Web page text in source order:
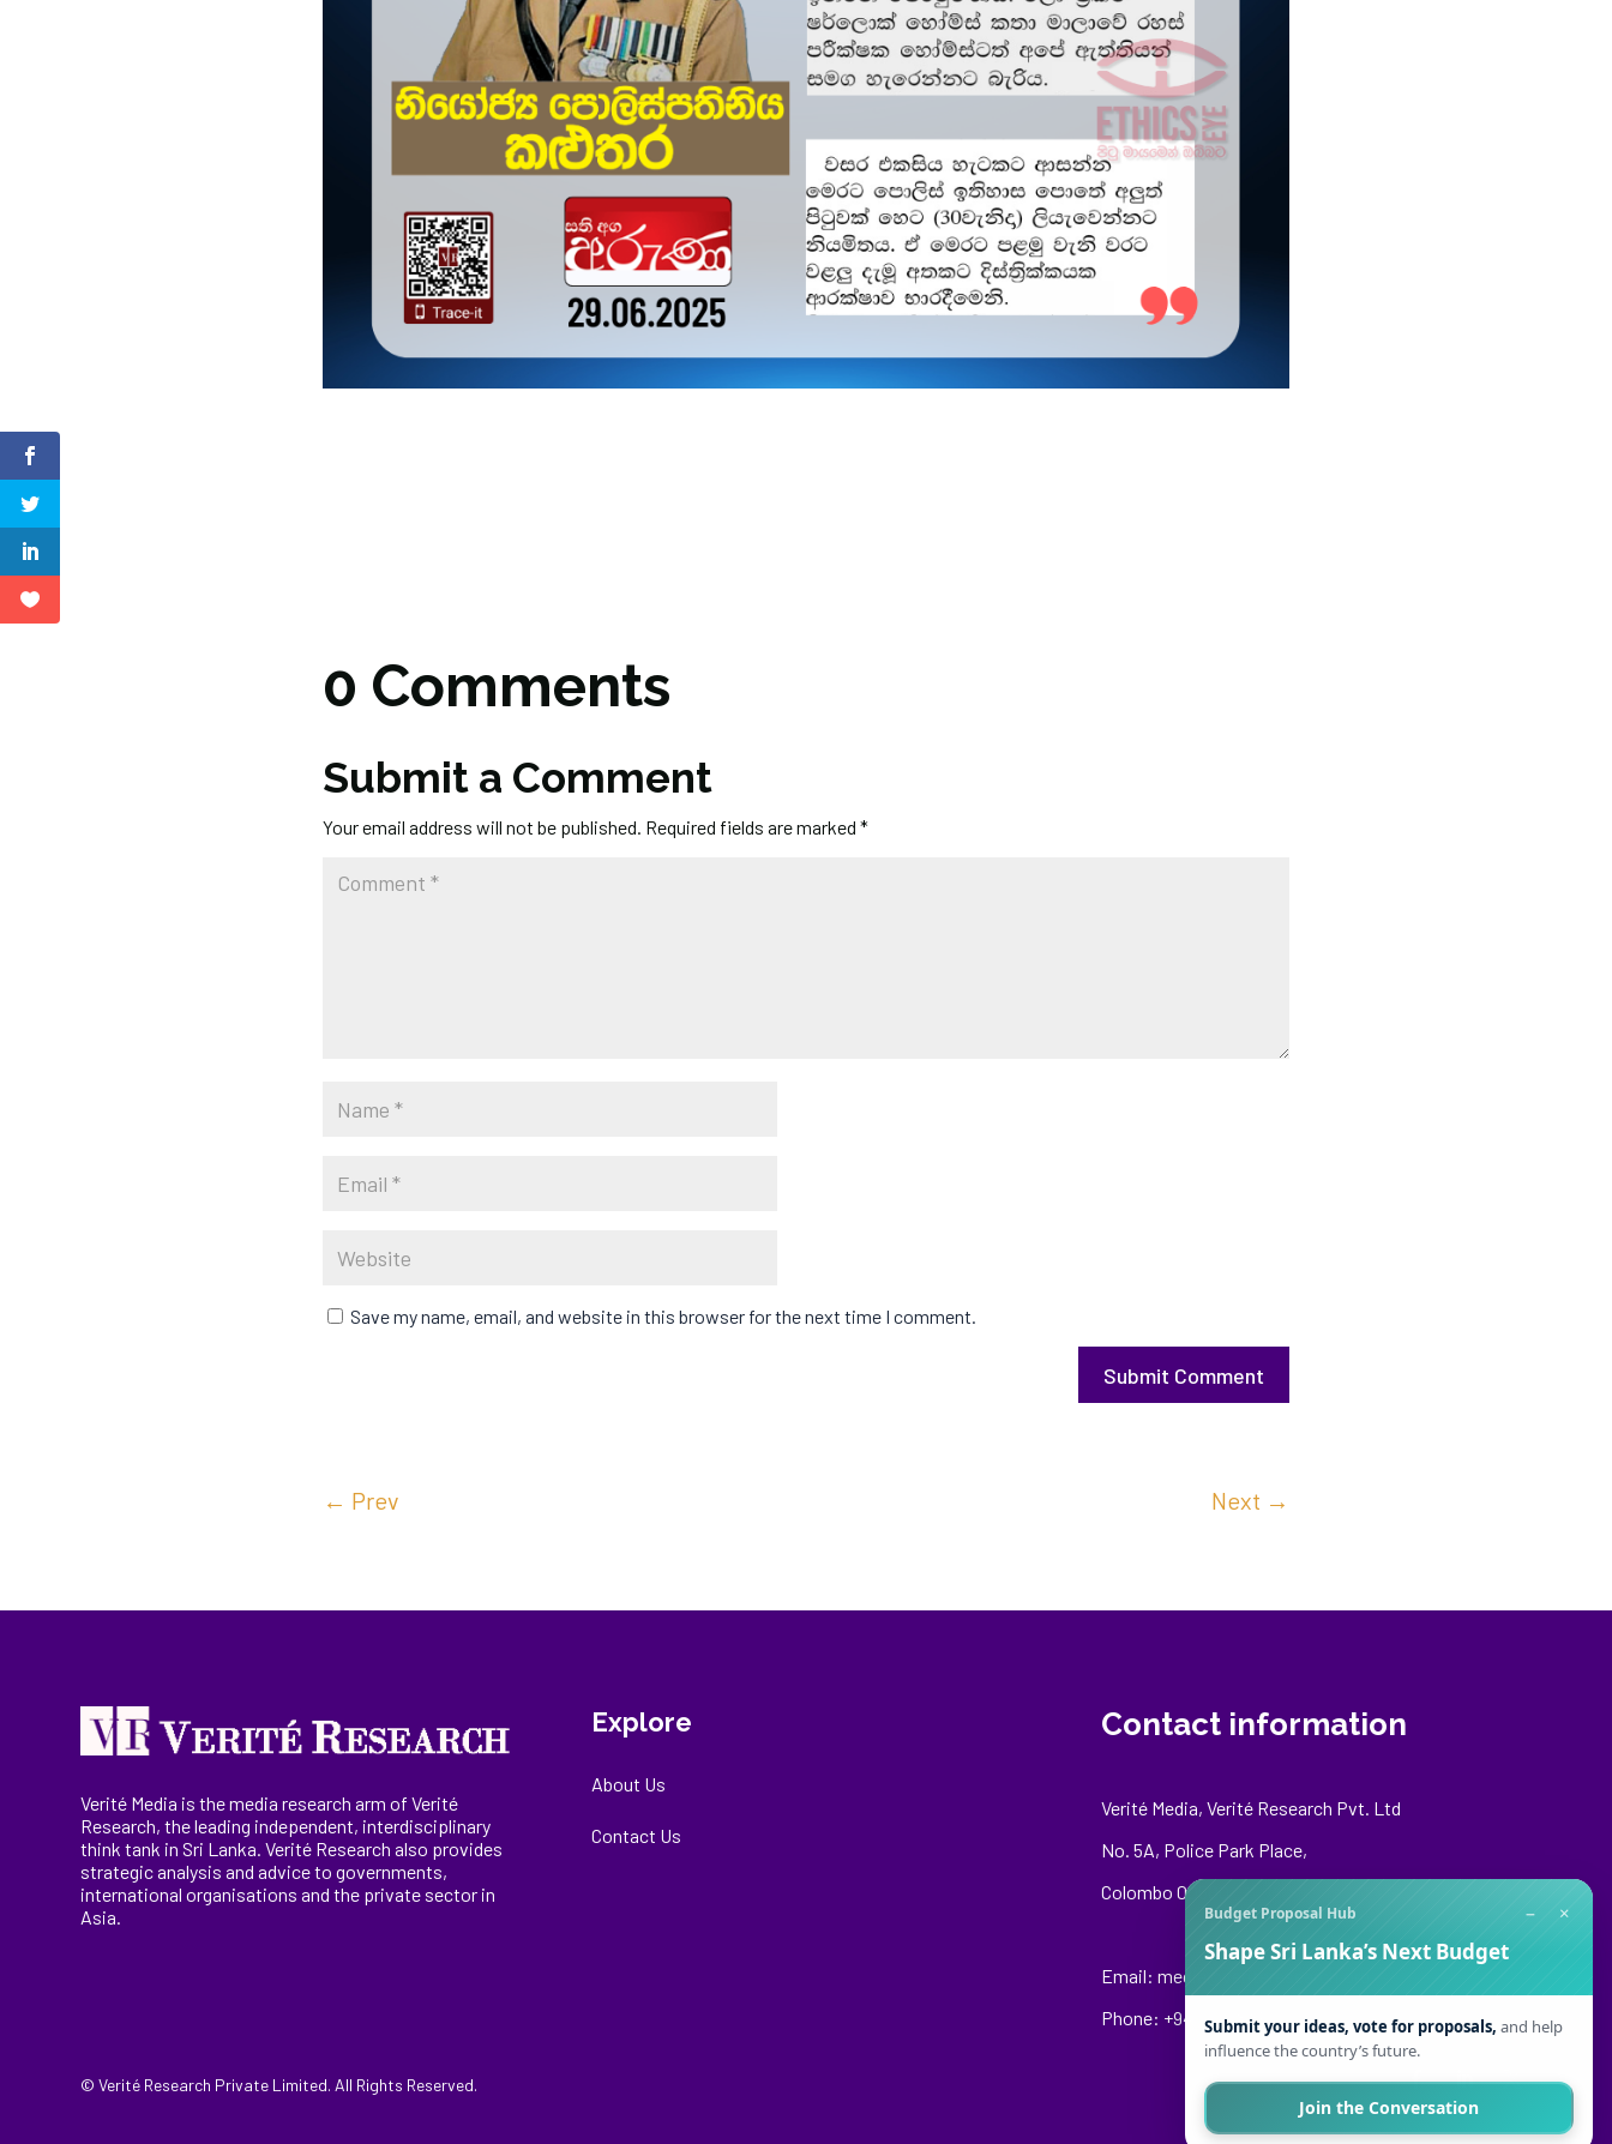
0 Comments
Submit a Comment
Your email address will not be published. Required fields are marked *
Save my name, email, and website in this browser for the next time I comment.
Submit Comment
← Prev Next →
Verité Media is the media research arm of Verité
Research, theleading independent, interdisciplinary
think tank in Sri Lanka . Verité Research also provides
strategic analysis and advice to governments,
internationalorganisations and the private sector in
Asia.
Explore
About Us
Contact Us
Contact information
Verité Media, Verité Research Pvt. Ltd
No. 5A, Police Park Place,
Colombo 00500
Email: media@veriteresearch.org
Phone: +94 76 148 8544
© Verité Research Private Limited. All Rights Reserved.
Budget Proposal Hub − ×
Shape Sri Lanka’s Next Budget
Submit your ideas, vote for proposals, and help
influence the country’s future.
Join the Conversation